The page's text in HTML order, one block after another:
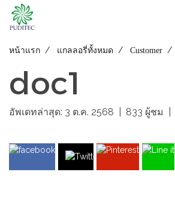
หน้าแรก แกลลอรี่ทั้งหมด Customer
doc1
อัพเดทล่าสุด: 3 ต.ค. 2568 833 ผู้ชม